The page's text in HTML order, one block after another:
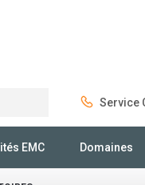
Service
EMC Domaines